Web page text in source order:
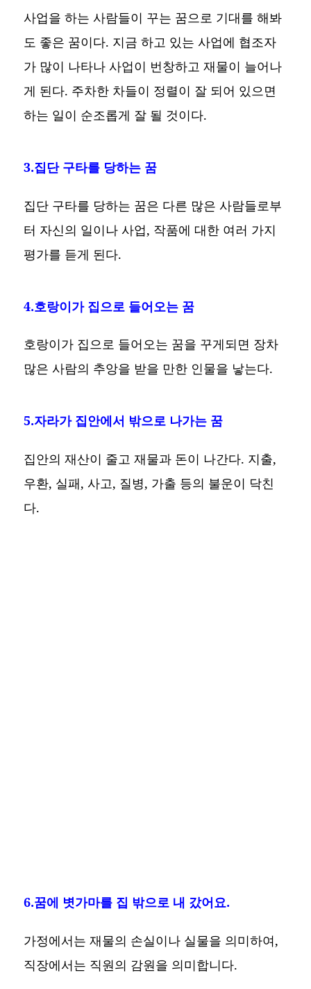
사업을 하는 사람들이 꾸는 꿈으로 기대를 해봐
도 좋은 꿈이다. 지금 하고 있는 사업에 협조자
가 많이 나타나 사업이 번창하고 재물이 늘어나
게 된다. 주차한 차들이 정렬이 잘 되어 있으면
하는 일이 순조롭게 잘 될 것이다.
3.집단 구타를 당하는 꿈
집단 구타를 당하는 꿈은 다른 많은 사람들로부
터 자신의 일이나 사업, 작품에 대한 여러 가지
평가를 듣게 된다.
4.호랑이가 집으로 들어오는 꿈
호랑이가 집으로 들어오는 꿈을 꾸게되면 장차
많은 사람의 추앙을 받을 만한 인물을 낳는다.
5.자라가 집안에서 밖으로 나가는 꿈
집안의 재산이 줄고 재물과 돈이 나간다. 지출,
우환, 실패, 사고, 질병, 가출 등의 불운이 닥친
다.
6.꿈에 볏가마를 집 밖으로 내 갔어요.
가정에서는 재물의 손실이나 실물을 의미하여,
직장에서는 직원의 감원을 의미합니다.